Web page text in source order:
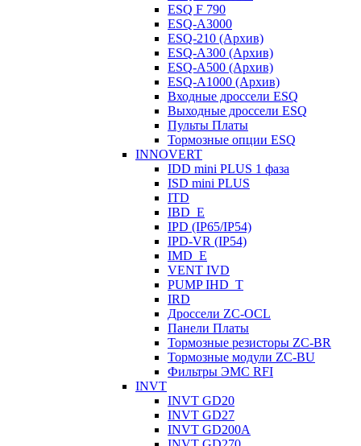
ESQ F 790
ESQ-A3000
ESQ-210 (Архив)
ESQ-A300 (Архив)
ESQ-A500 (Архив)
ESQ-A1000 (Архив)
Входные дроссели ESQ
Выходные дроссели ESQ
Пульты Платы
Тормозные опции ESQ
INNOVERT
IDD mini PLUS 1 фаза
ISD mini PLUS
ITD
IBD_E
IPD (IP65/IP54)
IРD-VR (IP54)
IMD_E
VENT IVD
PUMP IHD_T
IRD
Дроссели ZC-OCL
Панели Платы
Тормозные резисторы ZC-BR
Тормозные модули ZC-BU
Фильтры ЭМС RFI
INVT
INVT GD20
INVT GD27
INVT GD200A